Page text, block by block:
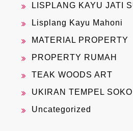
LISPLANG KAYU JATI
Lisplang Kayu Mahoni
MATERIAL PROPERTY
PROPERTY RUMAH
TEAK WOODS ART
UKIRAN TEMPEL SOKO
Uncategorized